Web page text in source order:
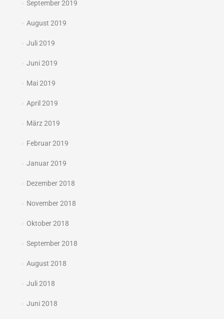
September 2019
August 2019
Juli 2019
Juni 2019
Mai 2019
April 2019
März 2019
Februar 2019
Januar 2019
Dezember 2018
November 2018
Oktober 2018
September 2018
August 2018
Juli 2018
Juni 2018